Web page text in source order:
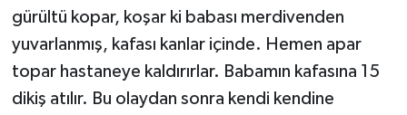
gürültü kopar, koşar ki babası merdivenden
yuvarlanmış, kafası kanlar içinde. Hemen apar
topar hastaneye kaldırırlar. Babamın kafasına 15
dikiş atılır. Bu olaydan sonra kendi kendine